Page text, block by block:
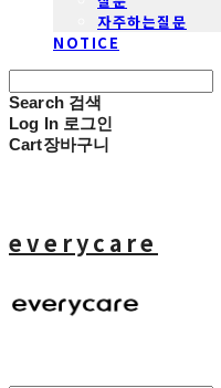
자주하는질문
NOTICE
Search 검색
Log In 로그인
Cart장바구니
everycare